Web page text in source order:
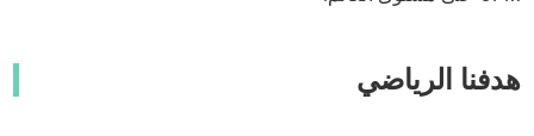
هدفنا الرياضي